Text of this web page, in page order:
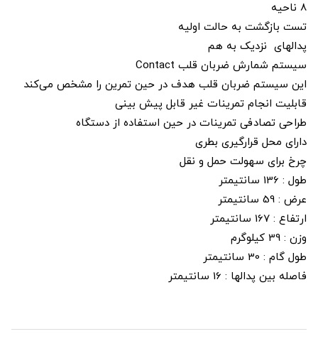
8 ناحیه
تست بازگشت به حالت اولیه
پدالهای نزدیک به هم
سیستم شمارش ضربان قلب Contact
این سیستم ضربان قلب هدف در حین تمرین را مشخص می‌‌کند
قابلیت انجام تمرینات غیر قابل پیش بینی
طراحی تصادفی تمرینات در حین استفاده از دستگاه
دارای محل قرارگیری بطری
چرخ برای سهولت حمل و نقل
طول : 136 سانتیمتر
عرض : 59 سانتیمتر
ارتفاع : 167 سانتیمتر
وزن : 39 کیلوگرم
طول گام : 30 سانتیمتر
فاصله بین پدالها : 16 سانتیمتر